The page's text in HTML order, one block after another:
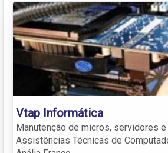
Vtap Informática
Manutenção de micros, servidores
Assistências Técnicas de